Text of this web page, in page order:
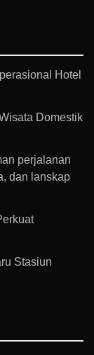
Hotel
Domestik
perjalanan
dan lanskap
Stasiun